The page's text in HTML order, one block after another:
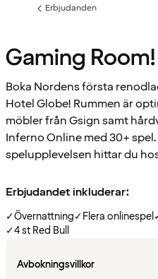
Föregående
Erbjudanden
Gaming Room!
Boka Nordens första
Hotel Globe! Rummen är
möbler från Gsign samt
Inferno Online med 30+
spelupplevelsen hittar du
Erbjudandet inkluderar:
✓Övernattning✓Flera onlinespel
✓4 st Red Bull
Avbokningsvillkor